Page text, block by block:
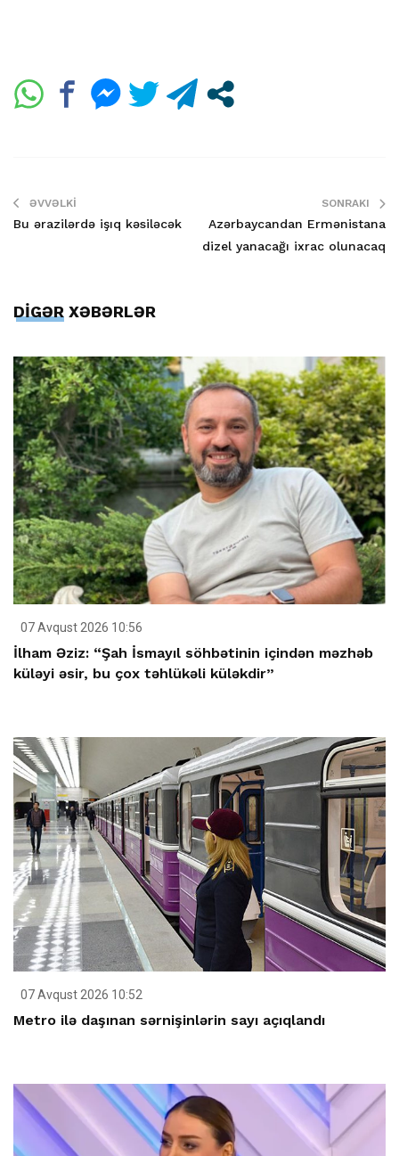
ƏVVƏLKI
Bu ərazilərdə işıq kəsiləcək
SONRAKI
Azərbaycandan Ermənistana
dizel yanacağı ixrac olunacaq
DİGƏR XƏBƏRLƏR
07 Avqust 2026 10:56
İlham Əziz: “Şah İsmayıl söhbətinin içindən məzhəb
küləyi əsir, bu çox təhlükəli küləkdir”
07 Avqust 2026 10:52
Metro ilə daşınan sərnişinlərin sayı açıqlandı